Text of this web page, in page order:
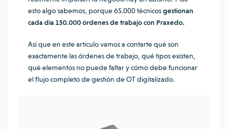
esto algo sabemos, porque 65.000 técnicosgestionan
cada día 150.000 órdenes de trabajo con Praxedo.
Así que en este artículo vamos a contarte qué son
exactamente las órdenes de trabajo, qué tipos existen,
qué elementos no puede faltar y cómo debe funcionar
el flujo completo de gestión de OT digitalizado.